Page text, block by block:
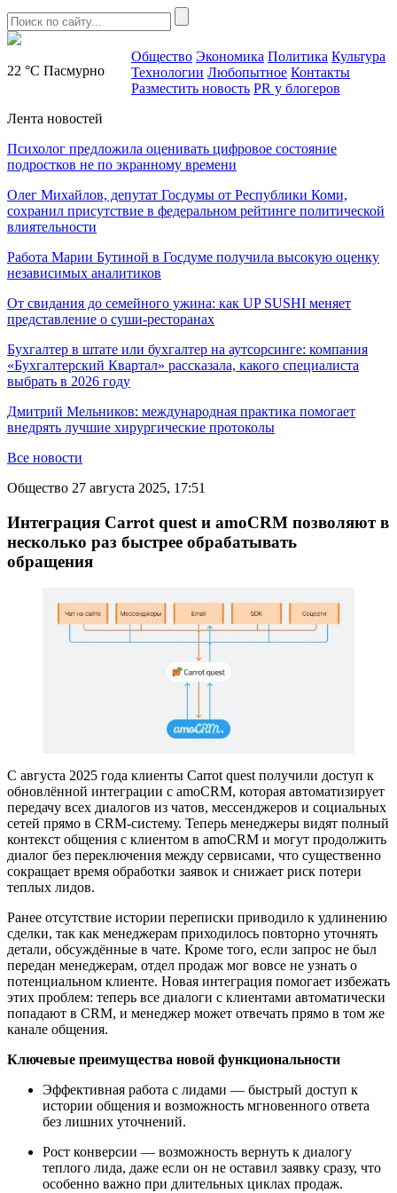
22 °C Пасмурно
Общество Экономика Политика Культура
Технологии Любопытное Контакты
Разместить новость PR у блогеров
Лента новостей
Психолог предложила оценивать цифровое состояние
подростков не по экранному времени
Олег Михайлов, депутат Госдумы от Республики Коми,
сохранил присутствие в федеральном рейтинге политической
влиятельности
Работа Марии Бутиной в Госдуме получила высокую оценку
независимых аналитиков
От свидания до семейного ужина: как UP SUSHI меняет
представление о суши-ресторанах
Бухгалтер в штате или бухгалтер на аутсорсинге: компания
«Бухгалтерский Квартал» рассказала, какого специалиста
выбрать в 2026 году
Дмитрий Мельников: международная практика помогает
внедрять лучшие хирургические протоколы
Все новости
Общество 27 августа 2025, 17:51
Интеграция Carrot quest и amoCRM позволяют в
несколько раз быстрее обрабатывать
обращения
С августа 2025 года клиенты Carrot quest получили доступ к
обновлённой интеграции с amoCRM, которая автоматизирует
передачу всех диалогов из чатов, мессенджеров и социальных
сетей прямо в CRM-систему. Теперь менеджеры видят полный
контекст общения с клиентом в amoCRM и могут продолжить
диалог без переключения между сервисами, что существенно
сокращает время обработки заявок и снижает риск потери
теплых лидов.
Ранее отсутствие истории переписки приводило к удлинению
сделки, так как менеджерам приходилось повторно уточнять
детали, обсуждённые в чате. Кроме того, если запрос не был
передан менеджерам, отдел продаж мог вовсе не узнать о
потенциальном клиенте. Новая интеграция помогает избежать
этих проблем: теперь все диалоги с клиентами автоматически
попадают в CRM, и менеджер может отвечать прямо в том же
канале общения.
Ключевые преимущества новой функциональности
Эффективная работа с лидами — быстрый доступ к
истории общения и возможность мгновенного ответа
без лишних уточнений.
Рост конверсии — возможность вернуть к диалогу
теплого лидa, даже если он не оставил заявку сразу, что
особенно важно при длительных циклах продаж.